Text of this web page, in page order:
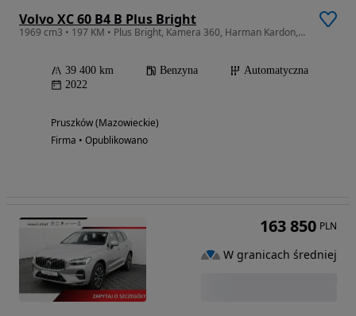
Volvo XC 60 B4 B Plus Bright
1969 cm3 • 197 KM • Plus Bright, Kamera 360, Harman Kardon, Salon PL, 1 Wł, ASO
39 400 km Benzyna
Automatyczna
2022
Pruszków (Mazowieckie)
Firma • Opublikowano
163 850 PLN
W granicach średniej